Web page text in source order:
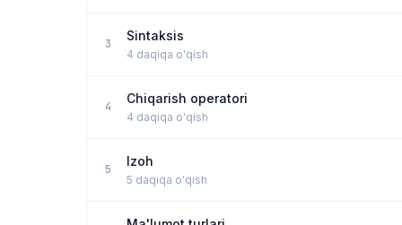
3
Sintaksis
4 daqiqa o'qish
4
Chiqarish operatori
4 daqiqa o'qish
5
Izoh
5 daqiqa o'qish